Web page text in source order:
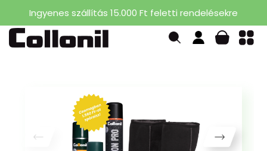
Ingyenes szállítás 15.000 Ft feletti rendelésekre